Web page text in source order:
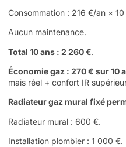
Consommation : 216 €/an ×
Aucun maintenance.
Total 10 ans : 2 260 €.
Économie gaz : 270 € sur 10
mais réel + confort IR
Radiateur gaz mural fixé
Radiateur mural : 600 €.
Installation plombier : 1 000 €.